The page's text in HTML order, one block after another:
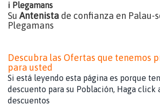
i Plegamans
Su Antenista de confianza en Palau-
Plegamans
Descubra las Ofertas que tenemos
para usted
Si está leyendo esta página es porque
descuento para su Población, Haga click
descuentos